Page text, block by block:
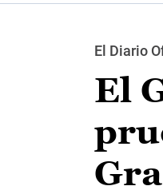
El Diario
El